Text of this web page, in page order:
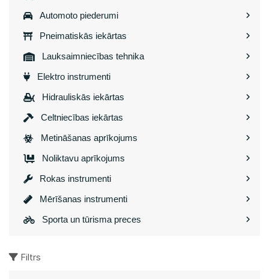
Automoto piederumi
Pneimatiskās iekārtas
Lauksaimniecības tehnika
Elektro instrumenti
Hidrauliskās iekārtas
Celtniecības iekārtas
Metināšanas aprīkojums
Noliktavu aprīkojums
Rokas instrumenti
Mērīšanas instrumenti
Sporta un tūrisma preces
Filtrs